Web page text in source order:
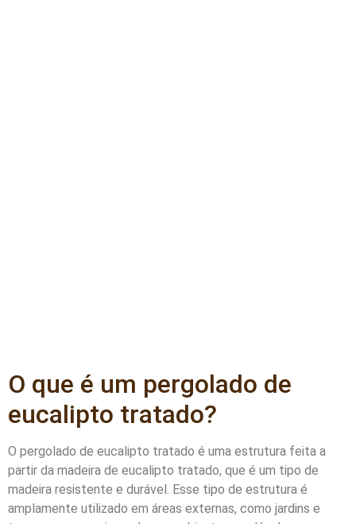
O que é um pergolado de
eucalipto tratado?
O pergolado de eucalipto tratado é uma estrutura feita a
partir da madeira de eucalipto tratado, que é um tipo de
madeira resistente e durável. Esse tipo de estrutura é
amplamente utilizado em áreas externas, como jardins e